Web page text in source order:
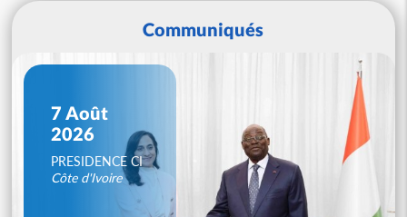
Communiqués
7 Août
2026
PRESIDENCE CI
Côte d'Ivoire